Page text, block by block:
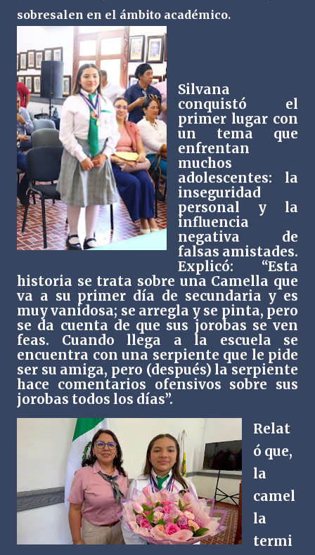
sobresalen en el ámbito académico.
Silvana
conquistó el
primer lugar con
un tema que
enfrentan
muchos
adolescentes: la
inseguridad
personal y la
influencia
negativa de
falsas amistades.
Explicó: “Esta
historia se trata sobre una Camella que
va a su primer día de secundaria y es
muy vanidosa; se arregla y se pinta, pero
se da cuenta de que sus jorobas se ven
feas. Cuando llega a la escuela se
encuentra con una serpiente que le pide
ser su amiga, pero (después) la serpiente
hace comentarios ofensivos sobre sus
jorobas todos los días”.
Relat
ó que,
la
camel
la
termi